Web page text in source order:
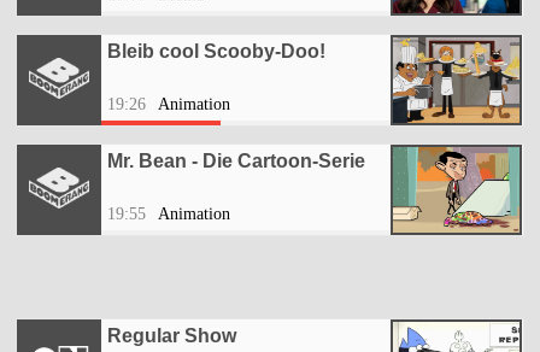
Bleib cool Scooby-Doo!
19:26 Animation
Mr. Bean - Die Cartoon-Serie
19:55 Animation
Regular Show